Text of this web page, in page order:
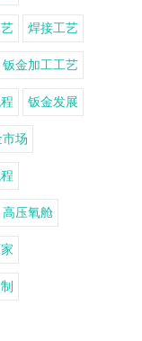
焊接工艺
钣金加工工艺
钣金发展
场
高压氧舱